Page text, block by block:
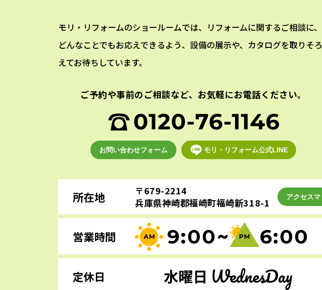
モリ・リフォームのショールームでは、リフォームに関するご相談に、
どんなことでもお応えできるよう、設備の展示や、カタログを取りそろ
えてお待ちしています。
ご予約や事前のご相談など、 お気軽にお電話ください。
お問い合わせフォーム モリ・リフォーム公式LINE
所在地
〒679-2214
兵庫県神崎郡福崎町福崎新318-1
アクセス
営業時間 9:00~ 6:00
定休日 水曜日 WednesDay